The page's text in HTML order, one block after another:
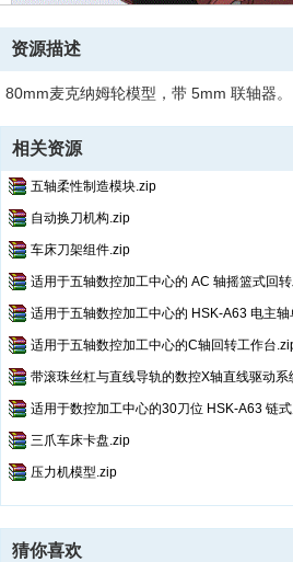
资源描述
80mm麦克纳姆轮模型，带 5mm 联轴器。
相关资源
五轴柔性制造模块.zip
自动换刀机构.zip
车床刀架组件.zip
适用于五轴数控加工中心的 AC 轴摇篮式回
适用于五轴数控加工中心的 HSK-A63 电主
适用于五轴数控加工中心的C轴回转工作台
带滚珠丝杠与直线导轨的数控X轴直线驱动系
适用于数控加工中心的30刀位 HSK-A63 链
三爪车床卡盘.zip
压力机模型.zip
猜你喜欢